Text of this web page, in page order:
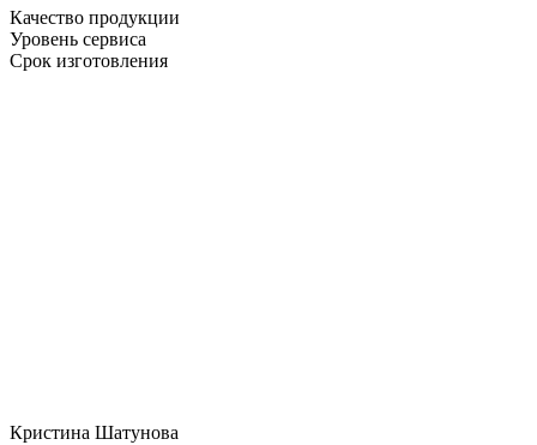
Качество продукции
Уровень сервиса
Срок изготовления
Кристина Шатунова